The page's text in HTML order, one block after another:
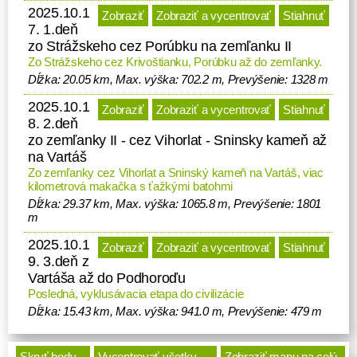
nepeknú výzvu, pokračovať ďalej po
červenej značke až na Peprný vrch,
hrebeňom do dedinky Koňuš. Skoro
ma zabili
, ale chápal
som...bolesti kolien a bedier, nejaké
tie otlaky, už tretí deň v relatívne
chladnom počasí, za stáleho
severného vetra, bez teplej
poriadnej stravy...a ani ten Penzión
u Emila v Podhorodi nebol
otvorený...Tak sme počkali na bus
do Sobraniec, vo vykúrenom buse
sme sa viezli celú cestu len my
štyria a šoférove dve deti. Za
nekresťansky lacný peniaz, 1 euro
na hlavu, sme sa dostali až do
Sobraniec. Trasa autobusu viedla
z nich bol aj Koňuš
...tak predsa
Zobraziť Zobraziť a vycentrovať Stiahnuť
2025.10.1
7. 1.deň
zo Strážskeho cez Porúbku na zemľanku II
Zo Strážskeho cez Krivoštianku, Porúbku až do zemľanky.
Dĺžka: 20.05 km, Max. výška: 702.2 m, Prevýšenie: 1328 m
Zobraziť Zobraziť a vycentrovať Stiahnuť
2025.10.1
8. 2.deň
zo zemľanky II - cez Vihorlat - Sninsky kameň až
na Vartáš
Zo zemľanky cez Vihorlat a Sninský kameň na Vartáš, viac
kilometrová makačka s ťažkými batohmi
Dĺžka: 29.37 km, Max. výška: 1065.8 m, Prevýšenie: 1801
m
Zobraziť Zobraziť a vycentrovať Stiahnuť
2025.10.1
9. 3.deň z
Vartáša až do Podhoroďu
Posledná, vyklusávacia etapa do civilizácie
Dĺžka: 15.43 km, Max. výška: 941.0 m, Prevýšenie: 479 m